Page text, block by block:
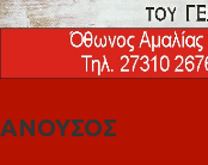
ΑΝΟΥΣΟΣ